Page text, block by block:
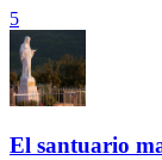
5
El santuario